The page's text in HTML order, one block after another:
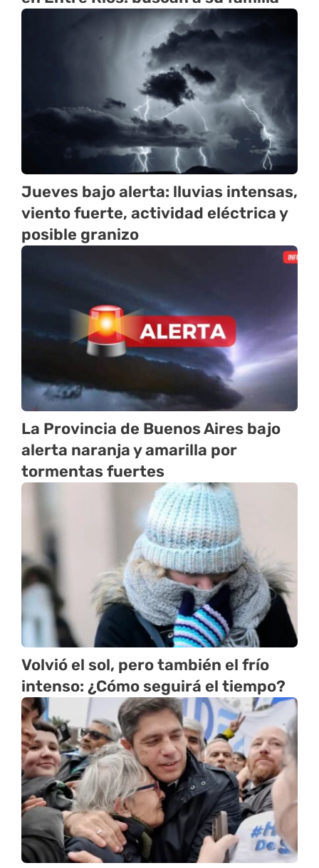
Jueves bajo alerta: lluvias intensas,
viento fuerte, actividad eléctrica y
posible granizo
La Provincia de Buenos Aires bajo
alerta naranja y amarilla por
tormentas fuertes
Volvió el sol, pero también el frío
intenso: ¿Cómo seguirá el tiempo?